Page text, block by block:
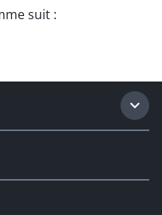
suit :